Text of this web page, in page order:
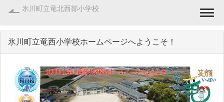
氷川町立竜北西部小学校
氷川町立竜西小学校ホームページへようこそ！